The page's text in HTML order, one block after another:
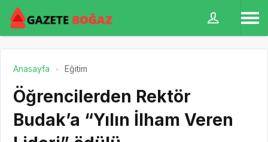
Anasayfa Eğitim
Öğrencilerden Rektör
Budak’a “Yılın İlham Veren